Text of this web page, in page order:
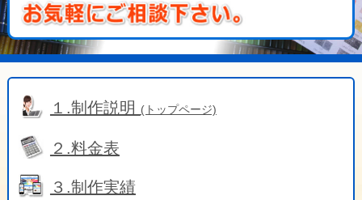
１.制作説明 (トップページ)
２.料金表
３.制作実績